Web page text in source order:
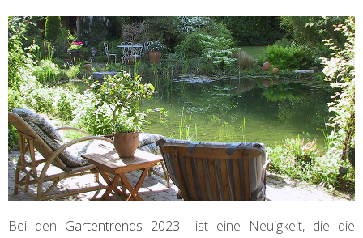
Bei den Gartentrends 2023 ist eine Neuigkeit, die die